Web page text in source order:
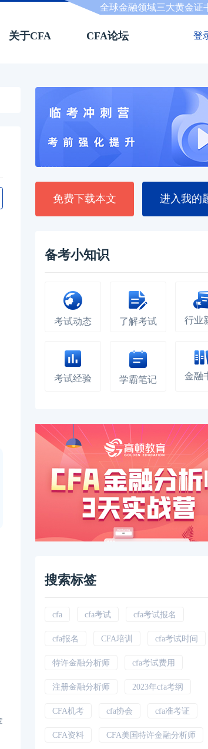
全球金融领域三大黄金证
关于CFA CFA论坛 登
免费下载本文 进入我的
备考小知识
考试动态 了解考试 行业
考试经验 学霸笔记 金融
搜索标签
cfa cfa考试 cfa考试报名
cfa报名 CFA培训 cfa考试时间
特许金融分析师 cfa考试费用
注册金融分析师 2023年cfa考纲
CFA机考 cfa协会 cfa准考证
CFA资料 CFA美国特许金融分析师